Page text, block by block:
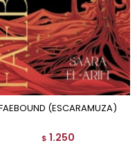
FAEBOUND (ESCARAMUZA)
$ 1.250